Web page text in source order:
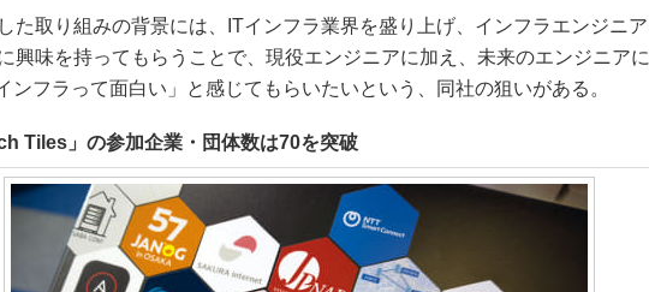
た取り組みの背景には、ITインフラ業界を盛り上げ、インフラエンジニア
興味を持ってもらうことで、現役エンジニアに加え、未来のエンジニアに
ンフラって面白い」と感じてもらいたいという、同社の狙いがある。
Tiles」の参加企業・団体数は70を突破